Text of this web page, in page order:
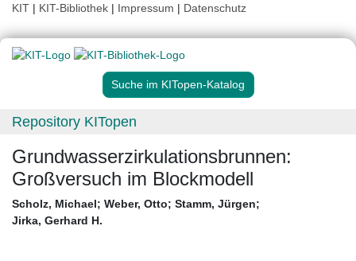
KIT | KIT-Bibliothek | Impressum | Datenschutz
Suche im KITopen-Katalog
Repository KITopen
Grundwasserzirkulationsbrunnen:
Großversuch im Blockmodell
Scholz, Michael; Weber, Otto; Stamm, Jürgen;
Jirka, Gerhard H.